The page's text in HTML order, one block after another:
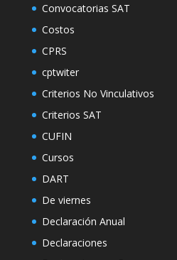
Convocatorias SAT
Costos
CPRS
cptwiter
Criterios No Vinculativos
Criterios SAT
CUFIN
Cursos
DART
De viernes
Declaración Anual
Declaraciones